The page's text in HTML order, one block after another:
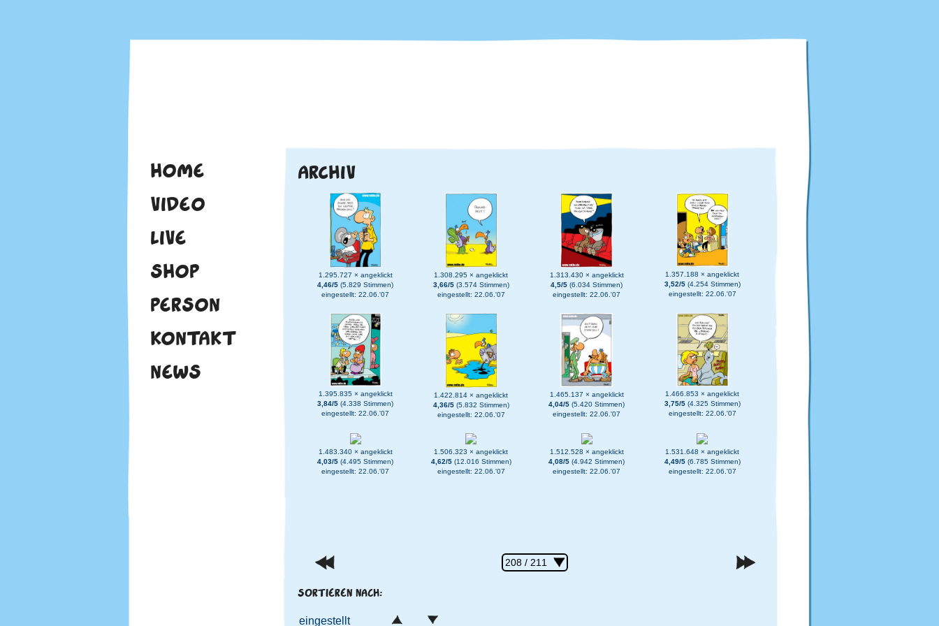
HOME
VIDEO
LIVE
SHOP
PERSON
KONTAKT
NEWS
ARCHIV
1.295.727 × angeklickt
4,46/5 (5.829 Stimmen)
eingestellt: 22.06.'07
1.308.295 × angeklickt
3,66/5(3.574 Stimmen)
eingestellt: 22.06.'07
1.313.430 × angeklickt
4,5/5 (6.034 Stimmen)
eingestellt: 22.06.'07
1.357.188 × angeklickt
3,52/5(4.254 Stimmen)
eingestellt: 22.06.'07
1.395.835 × angeklickt
3,84/5 (4.338 Stimmen)
eingestellt: 22.06.'07
1.422.814 × angeklickt
4,36/5(5.832 Stimmen)
eingestellt: 22.06.'07
1.465.137 × angeklickt
4,04/5 (5.420 Stimmen)
eingestellt: 22.06.'07
1.466.853 × angeklickt
3,75/5(4.325 Stimmen)
eingestellt: 22.06.'07
1.483.340 × angeklickt
4,03/5 (4.495 Stimmen)
eingestellt: 22.06.'07
1.506.323 × angeklickt
4,62/5(12.016 Stimmen)
eingestellt: 22.06.'07
1.512.528 × angeklickt
4,08/5 (4.942 Stimmen)
eingestellt: 22.06.'07
1.531.648 × angeklickt
4,49/5(6.785 Stimmen)
eingestellt: 22.06.'07
SORTIEREN NACH:
eingestellt